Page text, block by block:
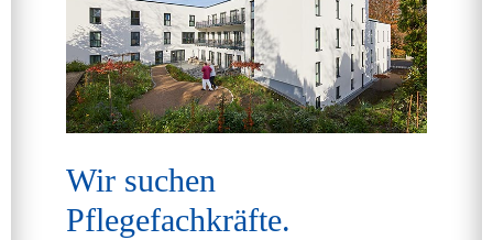
Wir suchen
Pflegefachkräfte.